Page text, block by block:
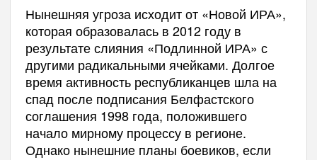
Нынешняя угроза исходит от «Новой ИРА»,
которая образовалась в 2012 году в
результате слияния «Подлинной ИРА» с
другими радикальными ячейками. Долгое
время активность республиканцев шла на
спад после подписания Белфастского
соглашения 1998 года, положившего
начало мирному процессу в регионе.
Однако нынешние планы боевиков, если